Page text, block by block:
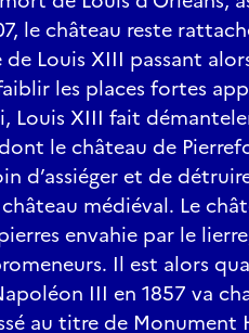
le château reste
de Louis XIII passant
les places fortes
Louis XIII fait
le château de
d’assiéger et de
médiéval. Le
envahie par le
Il est alors
III en 1857 va
au titre de Monument